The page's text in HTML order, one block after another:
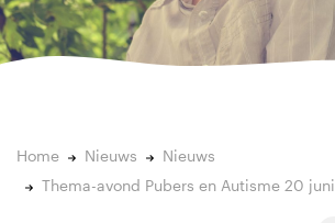
Home Nieuws
Nieuws
Thema-avond Pubers en Autisme 20 juni